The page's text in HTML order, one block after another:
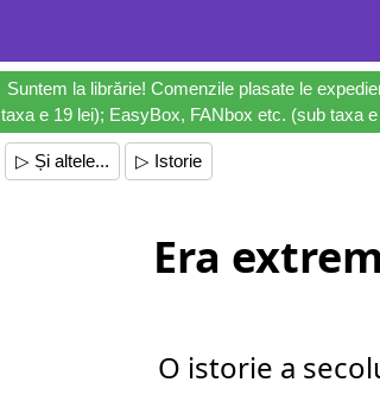
Suntem la librărie! Comenzile plasate le
taxa e 19 lei); EasyBox, FANbox etc. (sub taxa
▷ Și altele... ▷ Istorie
Era
O istorie a